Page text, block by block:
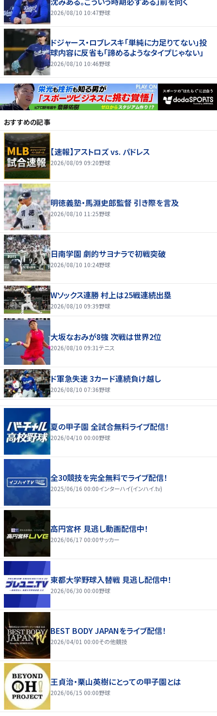
2026/08/10 10:47野球
ドジャース・ロブレスキ「単純に力足りてない」投
球内容に反省も「諦めるようなタイプじゃない」
2026/08/10 10:46野球
おすすめの記事
【速報】アストロズ vs. パドレス
2026/08/09 09:20野球
明徳義塾・馬淵史郎監督 引き際を言及
2026/08/10 11:25野球
日南学園 劇的サヨナラで初戦突破
2026/08/10 10:24野球
Wソックス連勝 村上は25戦連続出塁
2026/08/10 09:39野球
大坂なおみが8強 次戦は世界2位
2026/08/10 09:31テニス
ド軍急失速 3カード連続負け越し
2026/08/10 07:36野球
夏の甲子園 全試合無料ライブ配信！
2026/04/10 00:00野球
全30競技を完全無料でライブ配信！
2025/06/16 00:00インターハイ(インハイ.tv)
高円宮杯 見逃し動画配信中！
2026/06/17 00:00サッカー
東都大学野球入替戦 見逃し配信中！
2026/06/30 00:00野球
BEST BODY JAPANをライブ配信！
2026/04/01 00:00その他競技
王貞治・栗山英樹にとっての甲子園とは
2026/06/15 00:00野球